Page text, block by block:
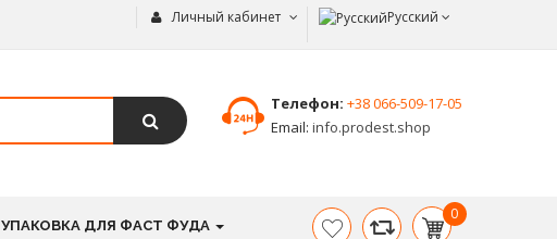
Личный кабинет Русский
Телефон: +38 066-509-17-05
Email: info.prodest.shop
УПАКОВКА ДЛЯ ФАСТ ФУДА
0